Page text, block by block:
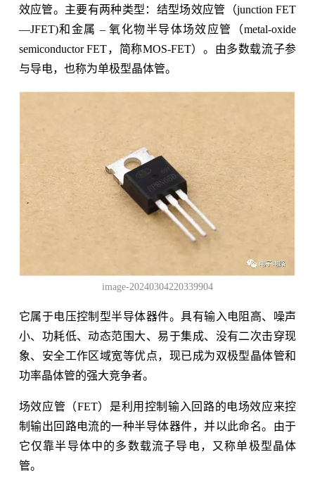
效应管。主要有两种类型：结型场效应管（junction FET
—JFET)和金属 – 氧化物半导体场效应管（metal-oxide
semiconductor FET，简称MOS-FET）。由多数载流子参
与导电，也称为单极型晶体管。
image-20240304220339904
它属于电压控制型半导体器件。具有输入电阻高、噪声
小、功耗低、动态范围大、易于集成、没有二次击穿现
象、安全工作区域宽等优点，现已成为双极型晶体管和
功率晶体管的强大竞争者。
场效应管（FET）是利用控制输入回路的电场效应来控
制输出回路电流的一种半导体器件，并以此命名。由于
它仅靠半导体中的多数载流子导电，又称单极型晶体
管。